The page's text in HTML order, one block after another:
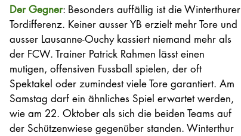
Der Gegner: Besonders auffällig ist die Winterthurer
Tordifferenz. Keiner ausser YB erzielt mehr Tore und
ausser Lausanne-Ouchy kassiert niemand mehr als
der FCW. Trainer Patrick Rahmen lässt einen
mutigen, offensiven Fussball spielen, der oft
Spektakel oder zumindest viele Tore garantiert. Am
Samstag darf ein ähnliches Spiel erwartet werden,
wie am 22. Oktober als sich die beiden Teams auf
der Schützenwiese gegenüber standen. Winterthur